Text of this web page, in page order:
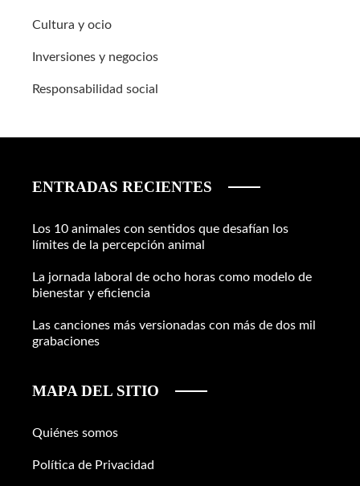
Cultura y ocio
Inversiones y negocios
Responsabilidad social
ENTRADAS RECIENTES
Los 10 animales con sentidos que desafían los
límites de la percepción animal
La jornada laboral de ocho horas como modelo de
bienestar y eficiencia
Las canciones más versionadas con más de dos mil
grabaciones
MAPA DEL SITIO
Quiénes somos
Política de Privacidad